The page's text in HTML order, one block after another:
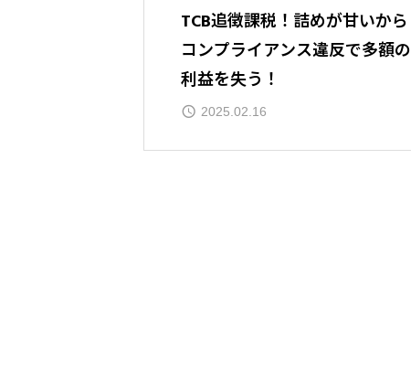
TCB追徴課税！詰めが甘いから
コンプライアンス違反で多額の
利益を失う！
2025.02.16